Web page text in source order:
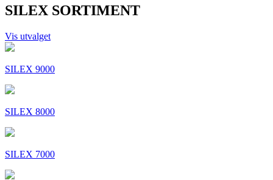
SILEX SORTIMENT
Vis utvalget
SILEX 9000
SILEX 8000
SILEX 7000